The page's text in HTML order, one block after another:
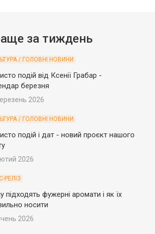
за тиждень
/ ГОЛОВНІ НОВИНИ
подій від Ксенії Грабар -
березня
2026
/ ГОЛОВНІ НОВИНИ
подій і дат - новий проєкт нашого
2026
РЕЛІЗ
підходять фужерні аромати і як їх
носити
2026